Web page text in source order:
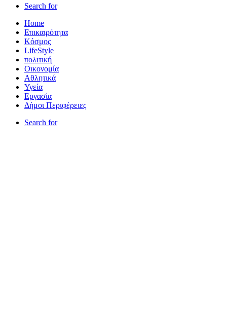
Search for
Home
Επικαιρότητα
Κόσμος
LifeStyle
πολιτική
Οικονομία
Αθλητικά
Υγεία
Εργασία
Δήμοι Περιφέρειες
Search for